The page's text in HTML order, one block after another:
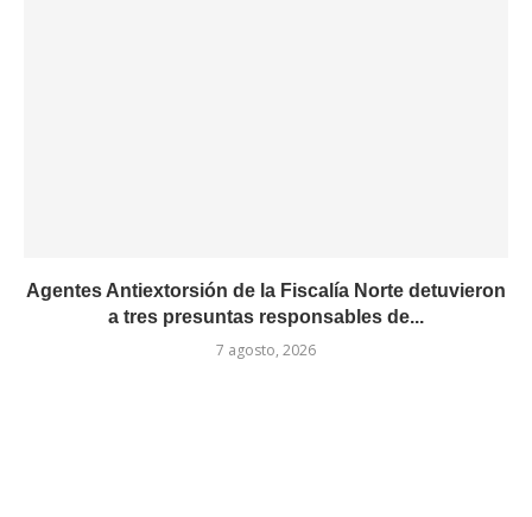
Agentes Antiextorsión de la Fiscalía Norte detuvieron
a tres presuntas responsables de...
7 agosto, 2026